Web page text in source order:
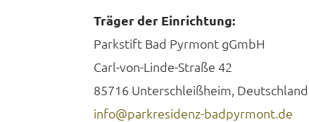
Träger der Einrichtung:
Parkstift Bad Pyrmont gGmbH
Carl-von-Linde-Straße 42
85716 Unterschleißheim, Deutschland
info@parkresidenz-badpyrmont.de